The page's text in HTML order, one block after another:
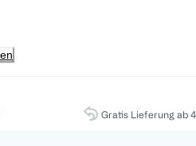
Gratis Lieferung ab